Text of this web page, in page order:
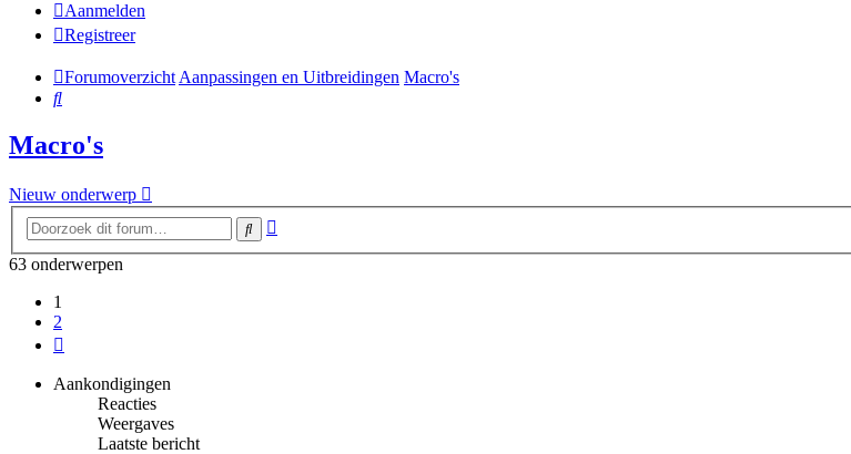
Aanmelden
Registreer
Forumoverzicht Aanpassingen en Uitbreidingen Macro's
Zoek
Macro's
Nieuw onderwerp
Zoek
63 onderwerpen
1
2
Aankondigingen
Reacties
Weergaves
Laatste bericht